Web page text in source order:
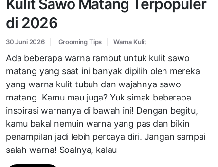
Kulit Sawo Matang Terpopuler
di 2026
30 Juni 2026 Grooming Tips Warna Kulit
Ada beberapa warna rambut untuk kulit sawo
matang yang saat ini banyak dipilih oleh mereka
yang warna kulit tubuh dan wajahnya sawo
matang. Kamu mau juga? Yuk simak beberapa
inspirasi warnanya di bawah ini! Dengan begitu,
kamu bakal nemuin warna yang pas dan bikin
penampilan jadi lebih percaya diri. Jangan sampai
salah warna! Soalnya, kalau